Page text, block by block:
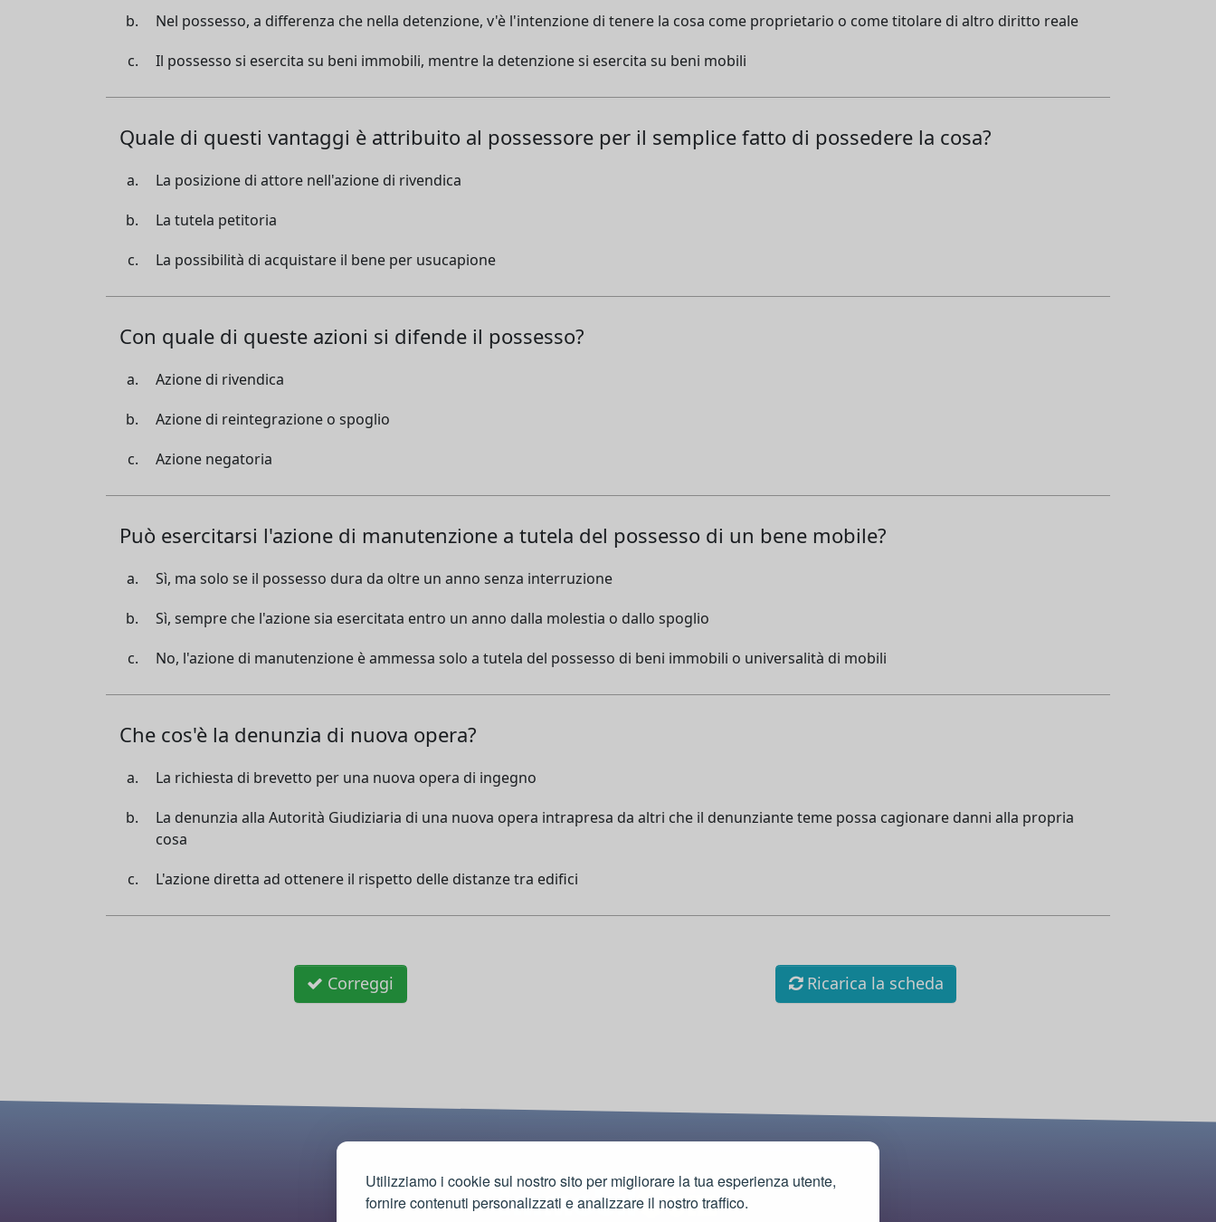
Utilizziamo i cookie sul nostro sito per migliorare la tua esperienza utente,
fornire contenuti personalizzati e analizzare il nostro traffico.
Nel possesso, a differenza che nella detenzione, v'è l'intenzione di tenere la cosa come proprietario o come titolare di altro diritto reale
Il possesso si esercita su beni immobili, mentre la detenzione si esercita su beni mobili
Quale di questi vantaggi è attribuito al possessore per il semplice fatto di possedere la cosa?
La posizione di attore nell'azione di rivendica
La tutela petitoria
La possibilità di acquistare il bene per usucapione
Con quale di queste azioni si difende il possesso?
Azione di rivendica
Azione di reintegrazione o spoglio
Azione negatoria
Può esercitarsi l'azione di manutenzione a tutela del possesso di un bene mobile?
Sì, ma solo se il possesso dura da oltre un anno senza interruzione
Sì, sempre che l'azione sia esercitata entro un anno dalla molestia o dallo spoglio
No, l'azione di manutenzione è ammessa solo a tutela del possesso di beni immobili o universalità di mobili
Che cos'è la denunzia di nuova opera?
La richiesta di brevetto per una nuova opera di ingegno
La denunzia alla Autorità Giudiziaria di una nuova opera intrapresa da altri che il denunziante teme possa cagionare danni alla propria
cosa
L'azione diretta ad ottenere il rispetto delle distanze tra edifici
Correggi Ricarica la scheda